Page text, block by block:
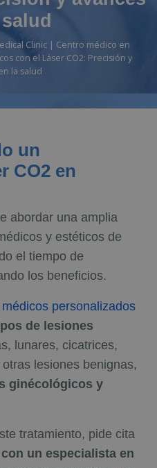
Clinic | Centro médico en
con el Láser CO2: Precisión y
la salud
un
CO2 en
abordar una amplia
y estéticos de
el tiempo de
los beneficios.
personalizados
de lesiones
lunares, cicatrices,
lesiones benignas,
ginécológicos y
tratamiento, pide cita
un especialista en